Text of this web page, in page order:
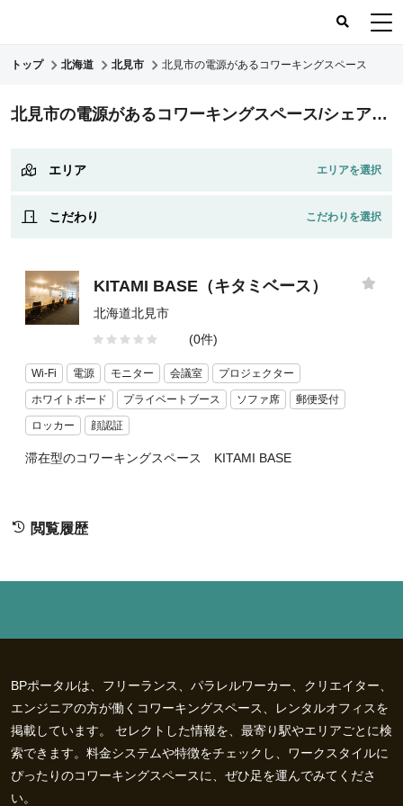
コワーキングスペース
コワーキングレポート
トップ 北海道 北見市 北見市の電源があるコワーキングスペース
北見市の電源があるコワーキングスペース/シェアオフィス
エリア
こだわり
KITAMI BASE（キタミベース）
北海道北見市
(0件)
Wi-Fi 電源 モニター 会議室 プロジェクター
ホワイトボード プライベートブース ソファ席 郵便受付
ロッカー 顔認証
滞在型のコワーキングスペース KITAMI BASE
閲覧履歴
BPポータルは、フリーランス、パラレルワーカー、クリエイター、
エンジニアの方が働くコワーキングスペース、レンタルオフィスを
掲載しています。 セレクトした情報を、最寄り駅やエリアごとに検
索できます。料金システムや特徴をチェックし、ワークスタイルに
ぴったりのコワーキングスペースに、ぜひ足を運んでみてくださ
い。